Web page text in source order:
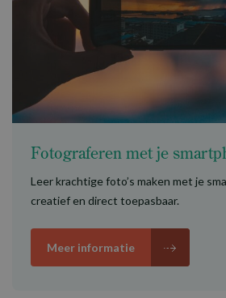
Fotograferen met je
Leer krachtige foto’s maken met je
creatief en direct toepasbaar.
Meer informatie